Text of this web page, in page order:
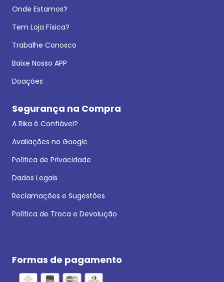
Onde Estamos?
Tem Loja Física?
Trabalhe Conosco
Baixe Nosso APP
Doações
Segurança na Compra
A Rika é Confiável?
Avaliações no Google
Política de Privacidade
Dados Legais
Reclamações e Sugestões
Política de Troca e Devolução
Formas de pagamento